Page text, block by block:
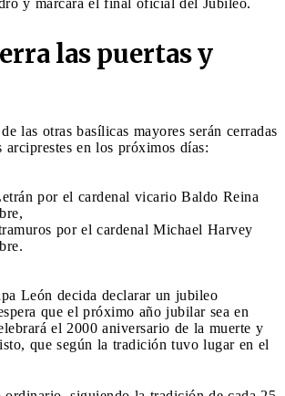
las puertas y
las otras basílicas mayores serán cerradas
arciprestes en los próximos días:
por el cardenal vicario Baldo Reina
por el cardenal Michael Harvey
León decida declarar un jubileo
que el próximo año jubilar sea en
el 2000 aniversario de la muerte y
que según la tradición tuvo lugar en el